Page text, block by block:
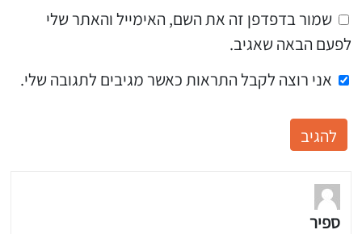
שמור בדפדפן זה את השם, האימייל והאתר שלי
לפעם הבאה שאגיב.
אני רוצה לקבל התראות כאשר מגיבים לתגובה שלי.
ספיר